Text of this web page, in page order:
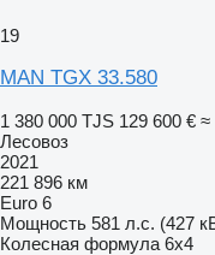
19
MAN TGX 33.580
1 380 000 TJS 129 600 € ≈
Лесовоз
2021
221 896 км
Euro 6
Мощность 581 л.с. (427
Колесная формула 6x4